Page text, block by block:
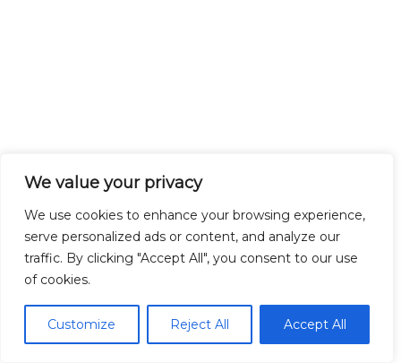
We value your privacy
We use cookies to enhance your browsing experience,
serve personalized ads or content, and analyze our
traffic. By clicking "Accept All", you consent to our use
of cookies.
Customize Reject All Accept All